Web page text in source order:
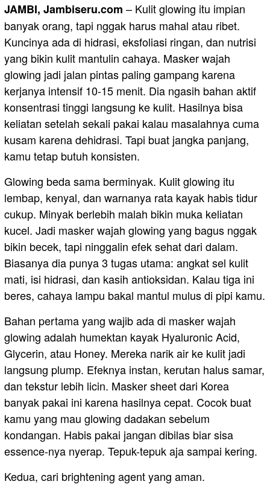
JAMBI, Jambiseru.com – Kulit glowing itu impian
banyak orang, tapi nggak harus mahal atau ribet.
Kuncinya ada di hidrasi, eksfoliasi ringan, dan nutrisi
yang bikin kulit mantulin cahaya. Masker wajah
glowing jadi jalan pintas paling gampang karena
kerjanya intensif 10-15 menit. Dia ngasih bahan aktif
konsentrasi tinggi langsung ke kulit. Hasilnya bisa
keliatan setelah sekali pakai kalau masalahnya cuma
kusam karena dehidrasi. Tapi buat jangka panjang,
kamu tetap butuh konsisten.
Glowing beda sama berminyak. Kulit glowing itu
lembap, kenyal, dan warnanya rata kayak habis tidur
cukup. Minyak berlebih malah bikin muka keliatan
kucel. Jadi masker wajah glowing yang bagus nggak
bikin becek, tapi ninggalin efek sehat dari dalam.
Biasanya dia punya 3 tugas utama: angkat sel kulit
mati, isi hidrasi, dan kasih antioksidan. Kalau tiga ini
beres, cahaya lampu bakal mantul mulus di pipi kamu.
Bahan pertama yang wajib ada di masker wajah
glowing adalah humektan kayak Hyaluronic Acid,
Glycerin, atau Honey. Mereka narik air ke kulit jadi
langsung plump. Efeknya instan, kerutan halus samar,
dan tekstur lebih licin. Masker sheet dari Korea
banyak pakai ini karena hasilnya cepat. Cocok buat
kamu yang mau glowing dadakan sebelum
kondangan. Habis pakai jangan dibilas biar sisa
essence-nya nyerap. Tepuk-tepuk aja sampai kering.
Kedua, cari brightening agent yang aman.